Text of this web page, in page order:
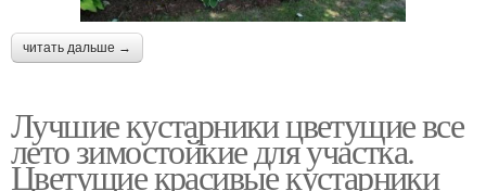
читать дальше →
Лучшие кустарники цветущие все
лето зимостойкие для участка.
Цветущие красивые кустарники